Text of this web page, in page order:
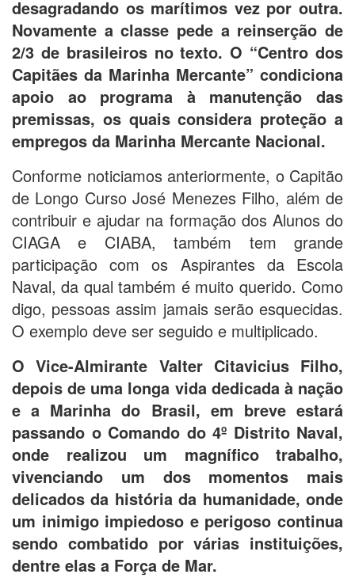
desagradando os marítimos vez por outra.
Novamente a classe pede a reinserção de
2/3 de brasileiros no texto. O “Centro dos
Capitães da Marinha Mercante” condiciona
apoio ao programa à manutenção das
premissas, os quais considera proteção a
empregos da Marinha Mercante Nacional.
Conforme noticiamos anteriormente, o Capitão
de Longo Curso José Menezes Filho, além de
contribuir e ajudar na formação dos Alunos do
CIAGA e CIABA, também tem grande
participação com os Aspirantes da Escola
Naval, da qual também é muito querido. Como
digo, pessoas assim jamais serão esquecidas.
O exemplo deve ser seguido e multiplicado.
O Vice-Almirante Valter Citavicius Filho,
depois de uma longa vida dedicada à nação
e a Marinha do Brasil, em breve estará
passando o Comando do 4º Distrito Naval,
onde realizou um magnífico trabalho,
vivenciando um dos momentos mais
delicados da história da humanidade, onde
um inimigo impiedoso e perigoso continua
sendo combatido por várias instituições,
dentre elas a Força de Mar.